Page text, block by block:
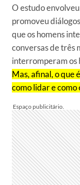
O estudo
promoveu
que os homens
conversas de três
interromperam os
Mas, afinal, o que
como lidar e como